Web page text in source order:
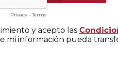
Privacy-Terms
y acepto las
mi información pueda